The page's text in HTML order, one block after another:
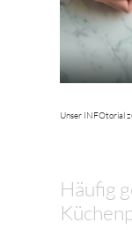
Unser INFOtorial
Häufig